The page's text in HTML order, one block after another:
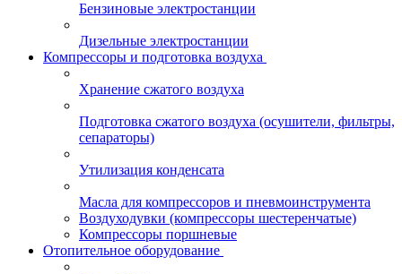
Бензиновые электростанции
Дизельные электростанции
Компрессоры и подготовка воздуха
Хранение сжатого воздуха
Подготовка сжатого воздуха (осушители, фильтры,
сепараторы)
Утилизация конденсата
Масла для компрессоров и пневмоинструмента
Воздуходувки (компрессоры шестеренчатые)
Компрессоры поршневые
Отопительное оборудование